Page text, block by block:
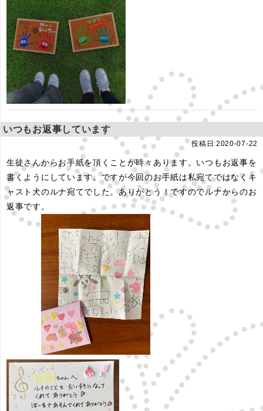
いつもお返事しています
投稿日:2020-07-22
生徒さんからお手紙を頂くことが時々あります。いつもお返事を
書くようにしています。ですが今回のお手紙は私宛てではなくキ
ャスト犬のルナ宛てでした。ありがとう！ですのでルナからのお
返事です。